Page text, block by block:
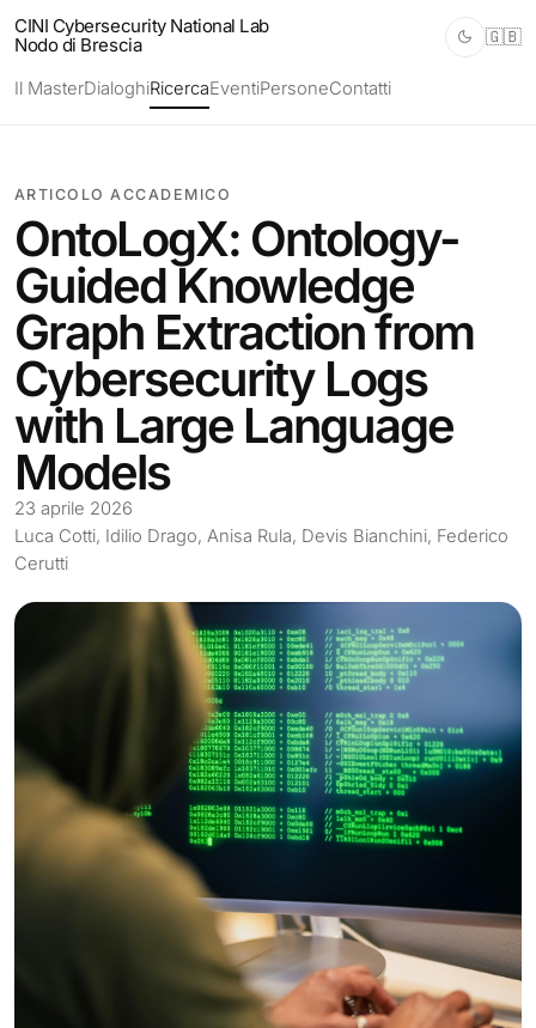
CINI Cybersecurity National Lab
Nodo di Brescia
Il MasterDialoghiRicercaEventiPersoneContatti
🇬🇧
ARTICOLO ACCADEMICO
OntoLogX: Ontology-
Guided Knowledge
Graph Extraction from
Cybersecurity Logs
with Large Language
Models
23 aprile 2026
Luca Cotti, Idilio Drago, Anisa Rula, Devis Bianchini, Federico
Cerutti